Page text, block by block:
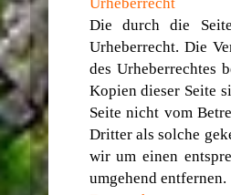
Die durch die
Urheberrecht. Die
des Urheberrechtes
Kopien dieser Seite
Seite nicht vom
Dritter als solche
wir um einen
umgehend entfernen.